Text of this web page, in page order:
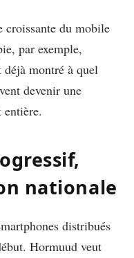
croissante du mobile
par exemple,
déjà montré à quel
devenir une
nationale
distribués
Hormuud veut